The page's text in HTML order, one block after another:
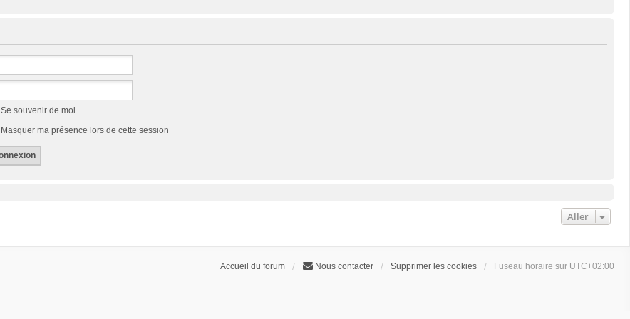
Se souvenir de moi
Masquer ma présence lors de cette session
Aller
Accueil du forum Nous contacter Supprimer les cookies Fuseau horaire sur UTC+02:00